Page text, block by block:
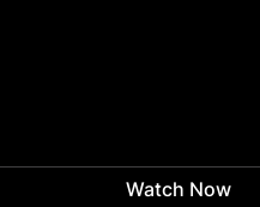
Watch Now